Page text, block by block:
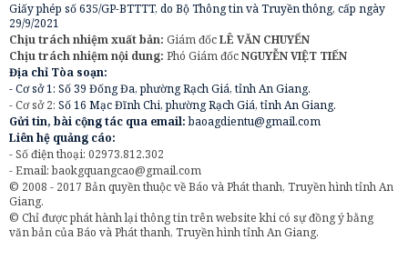
Giấy phép số 635/GP-BTTTT, do Bộ Thông tin và Truyền thông, cấp ngày
29/9/2021
Chịu trách nhiệm xuất bản: Giám đốcLÊ VĂN CHUYỂN
Chịu trách nhiệm nội dung: Phó Giám đốcNGUYỄN VIỆT TIẾN
Địa chỉ Tòa soạn:
- Cơ sở 1: Số 39 Đống Đa, phường Rạch Giá, tỉnh An Giang.
- Cơ sở 2: Số 16 Mạc Đĩnh Chi, phường Rạch Giá, tỉnh An Giang.
Gửi tin, bài cộng tác qua email:baoagdientu@gmail.com
Liên hệ quảng cáo:
- Số điện thoại: 02973.812.302
- Email:baokgquangcao@gmail.com
© 2008 - 2017 Bản quyền thuộc về Báo và Phát thanh, Truyền hình tỉnh An
Giang.
© Chỉ được phát hành lại thông tin trên website khi có sự đồng ý bằng
văn bản của Báo và Phát thanh, Truyền hình tỉnh An Giang.